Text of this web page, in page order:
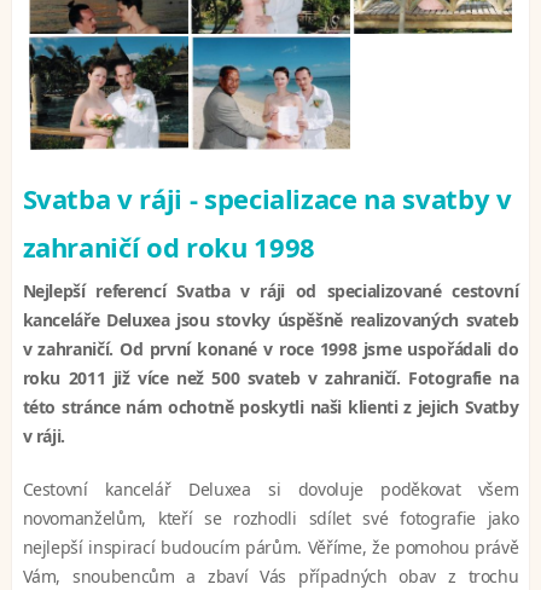
Svatba v ráji - specializace na svatby v
zahraničí od roku 1998
Nejlepší referencí Svatba v ráji od specializované cestovní
kanceláře Deluxea jsou stovky úspěšně realizovaných svateb
v zahraničí. Od první konané v roce 1998 jsme uspořádali do
roku 2011 již více než 500 svateb v zahraničí. Fotografie na
této stránce nám ochotně poskytli naši klienti z jejich Svatby
v ráji.
Cestovní kancelář Deluxea si dovoluje poděkovat všem
novomanželům, kteří se rozhodli sdílet své fotografie jako
nejlepší inspirací budoucím párům. Věříme, že pomohou právě
Vám, snoubencům a zbaví Vás případných obav z trochu